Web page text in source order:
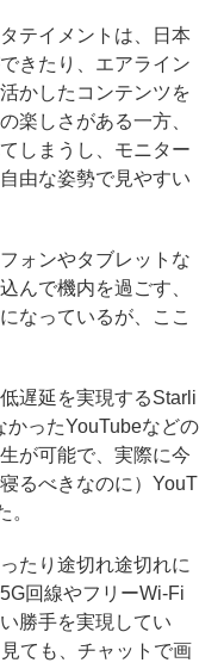
テイメントは、日本
きたり、エアライン
かしたコンテンツを
楽しさがある一方、
しまうし、モニター
由な姿勢で見やすい
ォンやタブレットな
んで機内を過ごす、
なっているが、ここ
遅延を実現するStarli
ったYouTubeなどの
が可能で、実際に今
るべきなのに）YouT
。
たり途切れ途切れに
回線やフリーWi-Fi
勝手を実現してい
ても、チャットで画